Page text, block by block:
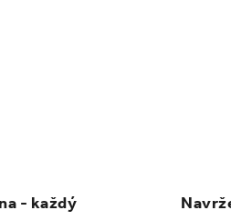
- každý